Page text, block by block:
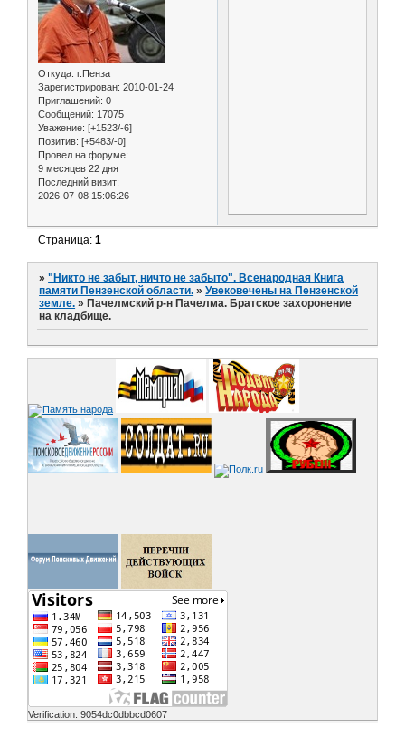
Откуда: г.Пенза
Зарегистрирован: 2010-01-24
Приглашений: 0
Сообщений: 17075
Уважение: [+1523/-6]
Позитив: [+5483/-0]
Провел на форуме:
9 месяцев 22 дня
Последний визит:
2026-07-08 15:06:26
Страница:1
»"Никто не забыт, ничто не забыто". Всенародная Книга
памяти Пензенской области. »Увековечены на Пензенской
земле. »Пачелмский р-н Пачелма. Братское захоронение
на кладбище.
Verification: 9054dc0dbbcd0607